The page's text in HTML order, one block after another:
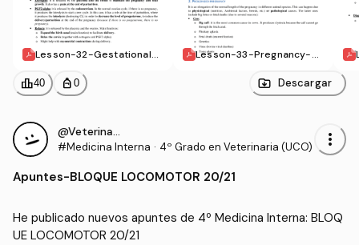
Lesson-32-Gestational-a
Lesson-33-Pregnancy-pr
leaderboard40 personal_bag 0 Descargar
@VeterinariaEstresada
#Medicina Interna · 4º Grado en Veterinaria (UCO) more_vert
Apuntes-BLOQUE LOCOMOTOR 20/21
He publicado nuevos apuntes de 4º Medicina Interna: BLOQ
UE LOCOMOTOR 20/21